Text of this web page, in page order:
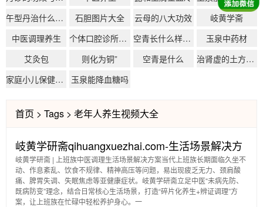
午型丹治什么病最好
石胆图片大全 云母的八大功效
岐黄学斋
中医调理养生
个体口腔诊所设备采购预算参考范围 空青长什么样子图片
玉泉中药材
艾灸包
则化为铜” 空青是什么
治肾虚的土方和偏方
家庭小儿保健按摩
玉泉能降血糖吗
首页 > Tags > 老年人养生视频大全
岐黄学研斋qihuangxuezhai.com-生活场景解决方
案-中老年保健
岐黄学研斋 | 上班族中医调理生活场景解决方案当代上班族长期面临久坐不
动、作息紊乱、饮食不规律、精神高压等问题，易出现疲乏无力、颈肩酸
痛、脾胃失调、失眠焦虑等亚健康症状。岐黄学研斋立足中医“未病先防、
既病防变”理念，结合日常核心生活场景，打造“碎片化养生+辨证调理”方
案，让上班族在忙碌中轻松养护身心。一